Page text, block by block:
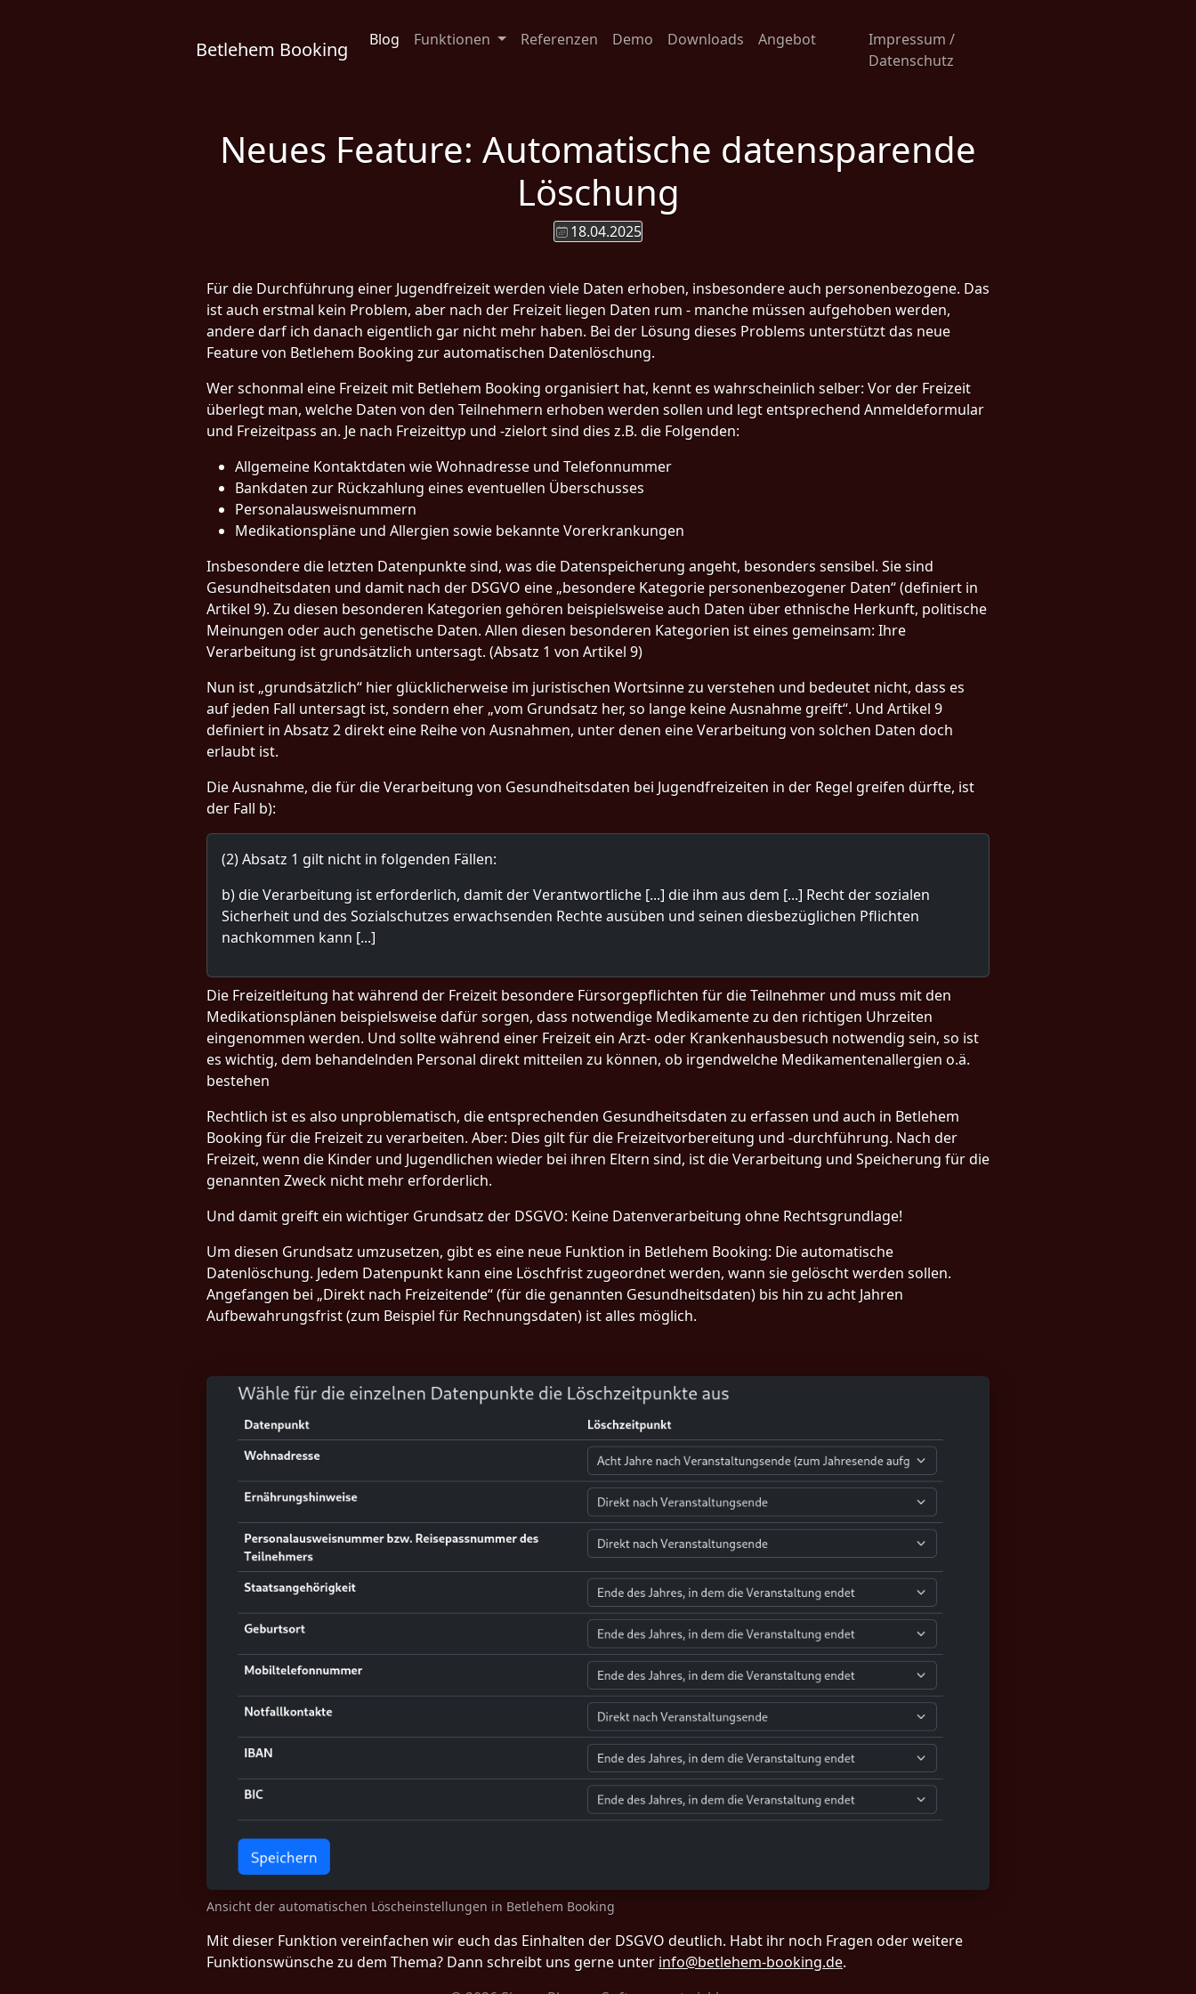
Betlehem Booking Blog Funktionen Referenzen Demo Downloads Angebot
Impressum /
Datenschutz
Neues Feature: Automatische datensparende
Löschung
18.04.2025
Für die Durchführung einer Jugendfreizeit werden viele Daten erhoben, insbesondere auch personenbezogene. Das
ist auch erstmal kein Problem, aber nach der Freizeit liegen Daten rum - manche müssen aufgehoben werden,
andere darf ich danach eigentlich gar nicht mehr haben. Bei der Lösung dieses Problems unterstützt das neue
Feature von Betlehem Booking zur automatischen Datenlöschung.
Wer schonmal eine Freizeit mit Betlehem Booking organisiert hat, kennt es wahrscheinlich selber: Vor der Freizeit
überlegt man, welche Daten von den Teilnehmern erhoben werden sollen und legt entsprechend Anmeldeformular
und Freizeitpass an. Je nach Freizeittyp und -zielort sind dies z.B. die Folgenden:
Allgemeine Kontaktdaten wie Wohnadresse und Telefonnummer
Bankdaten zur Rückzahlung eines eventuellen Überschusses
Personalausweisnummern
Medikationspläne und Allergien sowie bekannte Vorerkrankungen
Insbesondere die letzten Datenpunkte sind, was die Datenspeicherung angeht, besonders sensibel. Sie sind
Gesundheitsdaten und damit nach der DSGVO eine „besondere Kategorie personenbezogener Daten“ (definiert in
Artikel 9). Zu diesen besonderen Kategorien gehören beispielsweise auch Daten über ethnische Herkunft, politische
Meinungen oder auch genetische Daten. Allen diesen besonderen Kategorien ist eines gemeinsam: Ihre
Verarbeitung ist grundsätzlich untersagt. (Absatz 1 von Artikel 9)
Nun ist „grundsätzlich“ hier glücklicherweise im juristischen Wortsinne zu verstehen und bedeutet nicht, dass es
auf jeden Fall untersagt ist, sondern eher „vom Grundsatz her, so lange keine Ausnahme greift“. Und Artikel 9
definiert in Absatz 2 direkt eine Reihe von Ausnahmen, unter denen eine Verarbeitung von solchen Daten doch
erlaubt ist.
Die Ausnahme, die für die Verarbeitung von Gesundheitsdaten bei Jugendfreizeiten in der Regel greifen dürfte, ist
der Fall b):
(2) Absatz 1 gilt nicht in folgenden Fällen:
b) die Verarbeitung ist erforderlich, damit der Verantwortliche [...] die ihm aus dem [...] Recht der sozialen
Sicherheit und des Sozialschutzes erwachsenden Rechte ausüben und seinen diesbezüglichen Pflichten
nachkommen kann [...]
Die Freizeitleitung hat während der Freizeit besondere Fürsorgepflichten für die Teilnehmer und muss mit den
Medikationsplänen beispielsweise dafür sorgen, dass notwendige Medikamente zu den richtigen Uhrzeiten
eingenommen werden. Und sollte während einer Freizeit ein Arzt- oder Krankenhausbesuch notwendig sein, so ist
es wichtig, dem behandelnden Personal direkt mitteilen zu können, ob irgendwelche Medikamentenallergien o.ä.
bestehen
Rechtlich ist es also unproblematisch, die entsprechenden Gesundheitsdaten zu erfassen und auch in Betlehem
Booking für die Freizeit zu verarbeiten. Aber: Dies gilt für die Freizeitvorbereitung und -durchführung. Nach der
Freizeit, wenn die Kinder und Jugendlichen wieder bei ihren Eltern sind, ist die Verarbeitung und Speicherung für die
genannten Zweck nicht mehr erforderlich.
Und damit greift ein wichtiger Grundsatz der DSGVO: Keine Datenverarbeitung ohne Rechtsgrundlage!
Um diesen Grundsatz umzusetzen, gibt es eine neue Funktion in Betlehem Booking: Die automatische
Datenlöschung. Jedem Datenpunkt kann eine Löschfrist zugeordnet werden, wann sie gelöscht werden sollen.
Angefangen bei „Direkt nach Freizeitende“ (für die genannten Gesundheitsdaten) bis hin zu acht Jahren
Aufbewahrungsfrist (zum Beispiel für Rechnungsdaten) ist alles möglich.
Ansicht der automatischen Löscheinstellungen in Betlehem Booking
Mit dieser Funktion vereinfachen wir euch das Einhalten der DSGVO deutlich. Habt ihr noch Fragen oder weitere
Funktionswünsche zu dem Thema? Dann schreibt uns gerne unter info@betlehem-booking.de.